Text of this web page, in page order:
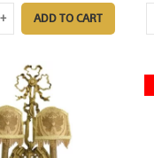
ADD TO CART